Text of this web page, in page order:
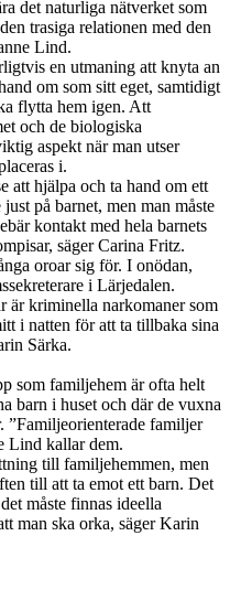
det naturliga nätverket som
trasiga relationen med den
Lind.
en utmaning att knyta an
om som sitt eget, samtidigt
flytta hem igen. Att
och de biologiska
aspekt när man utser
i.
att hjälpa och ta hand om ett
på barnet, men man måste
kontakt med hela barnets
säger Carina Fritz.
oroar sig för. I onödan,
i Lärjedalen.
är kriminella narkomaner som
i natten för att ta tillbaka sina
Särka.
som familjehem är ofta helt
barn i huset och där de vuxna
”Familjeorienterade familjer
Lind kallar dem.
till familjehemmen, men
till att ta emot ett barn. Det
måste finnas ideella
man ska orka, säger Karin